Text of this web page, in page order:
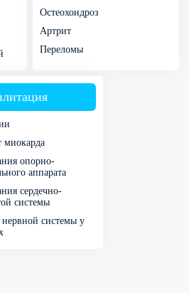
Остеохондроз
Артрит
Переломы
миокарда
опорно-
аппарата
сердечно-
системы
системы у